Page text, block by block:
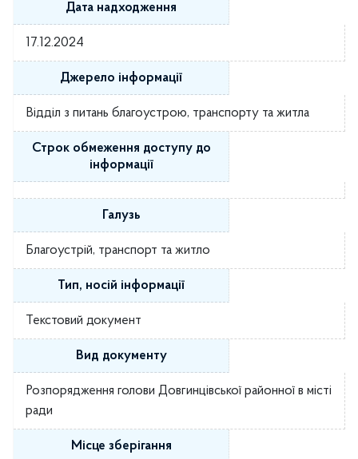
Дата надходження
17.12.2024
Джерело інформації
Відділ з питань благоустрою, транспорту та житла
Строк обмеження доступу до
інформації
Галузь
Благоустрій, транспорт та житло
Тип, носій інформації
Текстовий документ
Вид документу
Розпорядження голови Довгинцівської районної в місті
ради
Місце зберігання